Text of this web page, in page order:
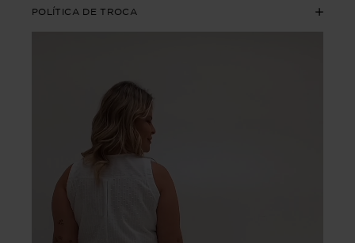
POLÍTICA DE TROCA